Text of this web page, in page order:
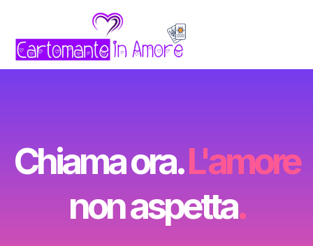
Chiama ora.L'amore
non aspetta.